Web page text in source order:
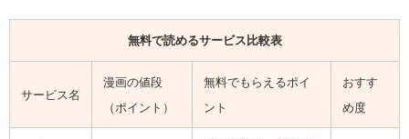
無料で読めるサービス比較表
サービス名
漫画の値段
（ポイント）
無料でもらえるポイ
ント
おすす
め度